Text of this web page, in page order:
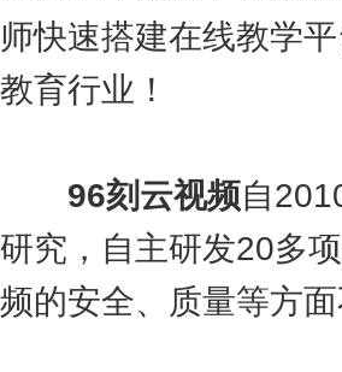
师快速搭建在线教学
教育行业！
96刻云视频自
研究，自主研发20多
频的安全、质量等方